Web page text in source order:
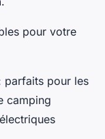
pour votre
parfaits pour les
camping